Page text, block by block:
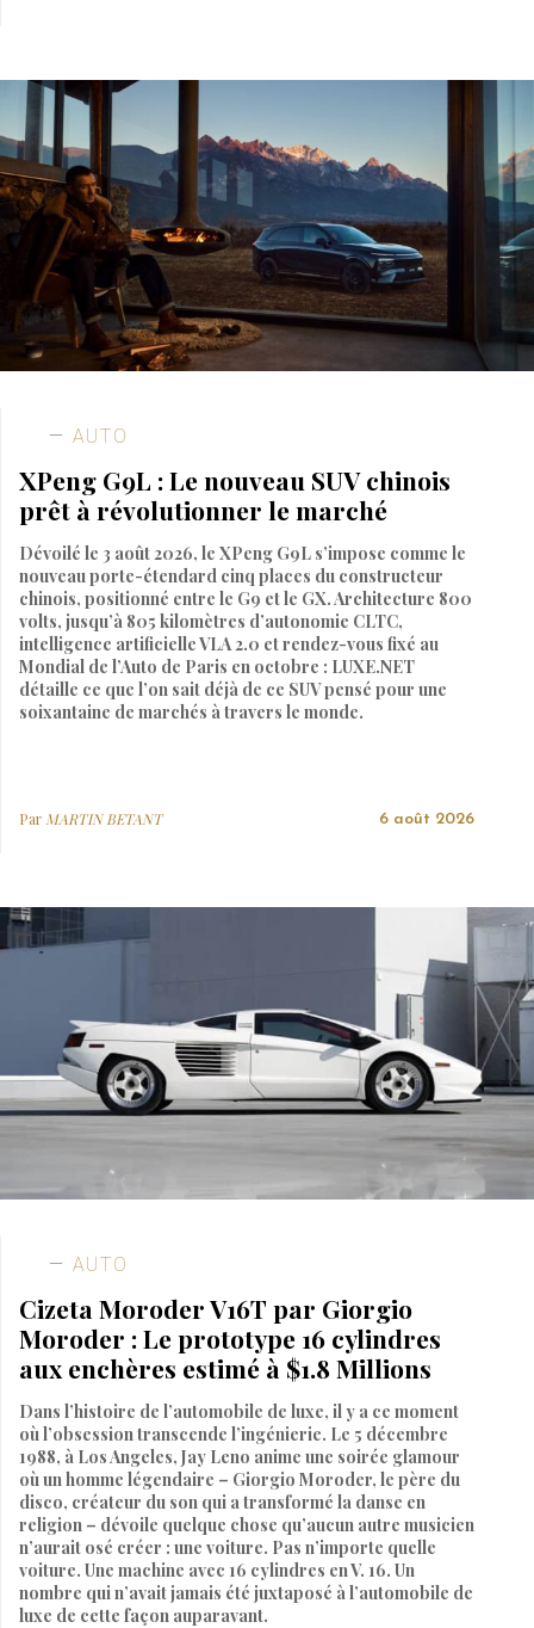
AUTO
XPeng G9L : Le nouveau SUV chinois
prêt à révolutionner le marché
Dévoilé le 3 août 2026, le XPeng G9L s’impose comme le
nouveau porte-étendard cinq places du constructeur
chinois, positionné entre le G9 et le GX. Architecture 800
volts, jusqu’à 805 kilomètres d’autonomie CLTC,
intelligence artificielle VLA 2.0 et rendez-vous fixé au
Mondial de l’Auto de Paris en octobre : LUXE.NET
détaille ce que l’on sait déjà de ce SUV pensé pour une
soixantaine de marchés à travers le monde.
ParMARTIN BETANT 6 août 2026
AUTO
Cizeta Moroder V16T par Giorgio
Moroder : Le prototype 16 cylindres
aux enchères estimé à $1.8 Millions
Dans l’histoire de l’automobile de luxe, il y a ce moment
où l’obsession transcende l’ingénierie. Le 5 décembre
1988, à Los Angeles, Jay Leno anime une soirée glamour
où un homme légendaire – Giorgio Moroder, le père du
disco, créateur du son qui a transformé la danse en
religion – dévoile quelque chose qu’aucun autre musicien
n’aurait osé créer : une voiture. Pas n’importe quelle
voiture. Une machine avec 16 cylindres en V. 16. Un
nombre qui n’avait jamais été juxtaposé à l’automobile de
luxe de cette façon auparavant.